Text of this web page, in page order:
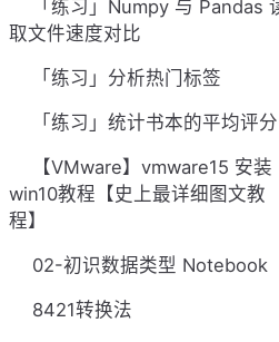
「练习」Numpy 与 Pandas
取文件速度对比
「练习」分析热门标签
「练习」统计书本的平均评分
【VMware】vmware15 安装
win10教程【史上最详细图文教
程】
02-初识数据类型 Notebook
8421转换法